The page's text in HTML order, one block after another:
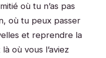
où tu n’as pas
où tu peux passer
et reprendre la
où vous l’aviez